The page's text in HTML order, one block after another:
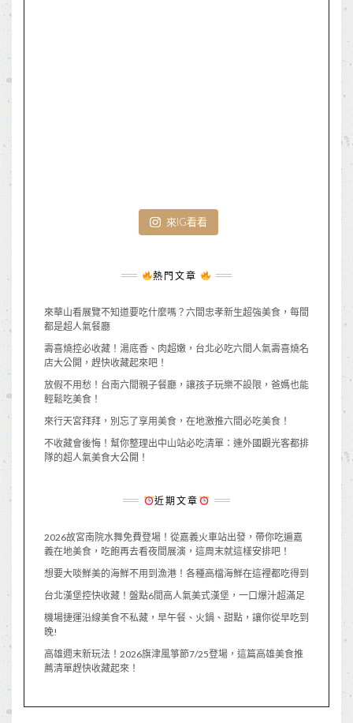
來IG看看
熱門文章
來華山看展覽不知道要吃什麼嗎？六間忠孝新生超強美食，每間
都是超人氣餐廳
壽喜燒控必收藏！湯底香、肉超嫩，台北必吃六間人氣壽喜燒名
店大公開，趕快收藏起來吧！
放假不用愁！台南六間親子餐廳，讓孩子玩樂不設限，爸媽也能
輕鬆吃美食！
來行天宮拜拜，別忘了享用美食，在地激推六間必吃美食！
不收藏會後悔！幫你整理出中山站必吃清單：連外國觀光客都排
隊的超人氣美食大公開！
近期文章
2026故宮南院水舞免費登場！從嘉義火車站出發，帶你吃遍嘉
義在地美食，吃飽再去看夜間展演，這周末就這樣安排吧！
想要大啖鮮美的海鮮不用到漁港！各種高檔海鮮在這裡都吃得到
台北漢堡控快收藏！盤點6間高人氣美式漢堡，一口爆汁超滿足
機場捷運沿線美食不私藏，早午餐、火鍋、甜點，讓你從早吃到
晚!
高雄週末新玩法！2026旗津風箏節7/25登場，這篇高雄美食推
薦清單趕快收藏起來！